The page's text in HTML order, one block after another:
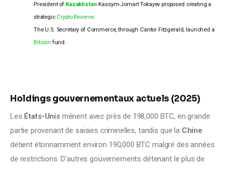
President of Kazakhstan Kassym-Jomart Tokayev proposed creating a
strategic Crypto Reserve.
The U.S. Secretary of Commerce, through Cantor Fitzgerald, launched a
Bitcoin fund.
Holdings gouvernementaux actuels (2025)
Les États-Unis mènent avec près de 198,000 BTC, en grande
partie provenant de saisies criminelles, tandis que la Chine
détient étonnamment environ 190,000 BTC malgré des années
de restrictions. D’autres gouvernements détenant le plus de